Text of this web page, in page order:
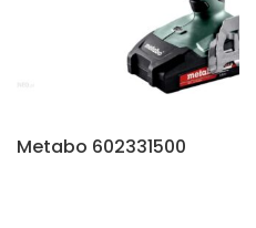
Metabo 602331500